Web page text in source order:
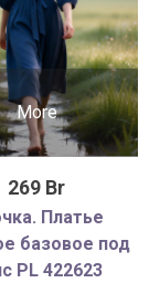
More
269 Br
Платье
базовое под
PL 422623